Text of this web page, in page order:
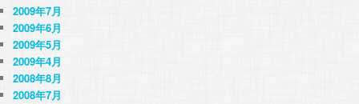
2009年7月
2009年6月
2009年5月
2009年4月
2008年8月
2008年7月